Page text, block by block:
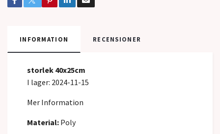
INFORMATION RECENSIONER
storlek 40x25cm
I lager: 2024-11-15
Mer Information
Material: Poly